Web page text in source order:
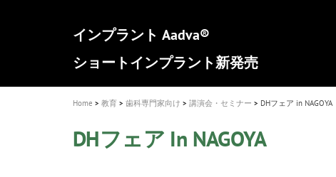
t
o
n
A healthy smile greatly contributes to your
quality of life
新発売 エバーエックス フロー
製品の詳細情報はこちら
「セラスマート テクノロジーブック」公
開
「イニシャル LiSi（リジ）ブロック テクノ
ロジーブック」公開
歯を内部まで白くする
医療ホワイトニング ティオン®
新製品 イオム ナゴミ for DH
専用サイトはこちら
新製品バキュクレーブ 118 / 318 Prime
製品の詳細情報はこちら
インプラント Aadva®
ショートインプラント新発売
GCグループ企業
Home 教育 歯科専門家向け 講演会・セミナー DHフェア in NAGOYA
DHフェア In NAGOYA